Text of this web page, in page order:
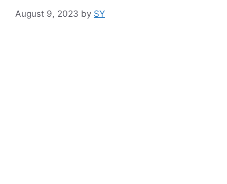
August 9, 2023 by SY